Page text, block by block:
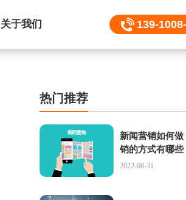
关于我们 139-
热门推荐
新闻营销如何
销的方式有哪些
2022-08-31